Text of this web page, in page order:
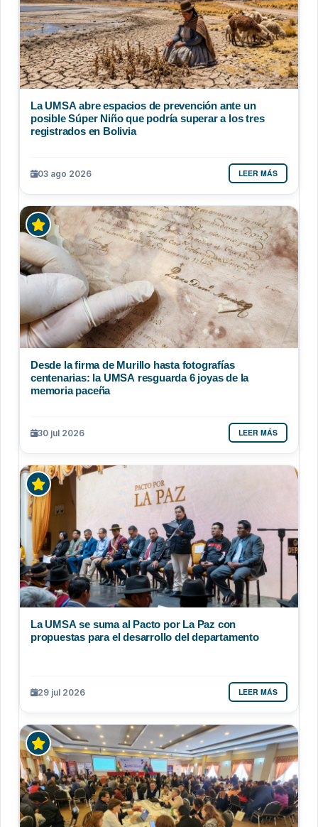
La UMSA abre espacios de prevención ante un
posible Súper Niño que podría superar a los tres
registrados en Bolivia
03 ago 2026 LEER MÁS
Desde la firma de Murillo hasta fotografías
centenarias: la UMSA resguarda 6 joyas de la
memoria paceña
30 jul 2026 LEER MÁS
La UMSA se suma al Pacto por La Paz con
propuestas para el desarrollo del departamento
29 jul 2026 LEER MÁS